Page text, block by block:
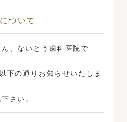
ついて
、ないとう歯科医院で
下の通りお知らせいたしま
さい。